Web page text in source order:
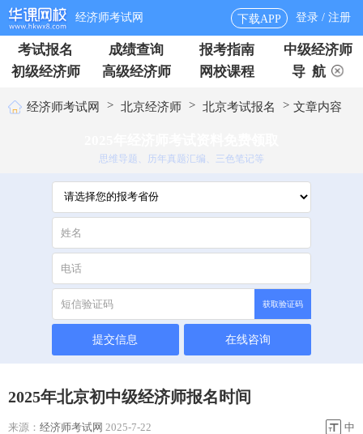
经济师考试网 下载APP 登录 / 注册
考试报名 成绩查询 报考指南
中级经济师
初级经济师
高级经济师 网校课程 导 航
经济师考试网 > 北京经济师 > 北京考试报名 > 文章内容
思维导题、历年真题汇编、三色笔记等
获取验证码
提交信息 在线咨询
2025年北京初中级经济师报名时间
来源： 经济师考试网 2025-7-22 中